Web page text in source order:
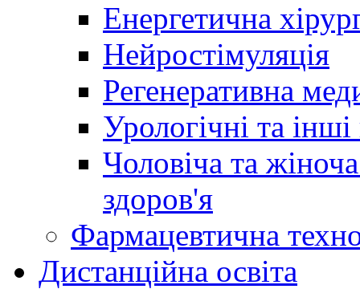
Енергетична
Нейростімуляція
Регенеративна
Урологічні та
Чоловіча та
здоров'я
Фармацевтична
Дистанційна освіта